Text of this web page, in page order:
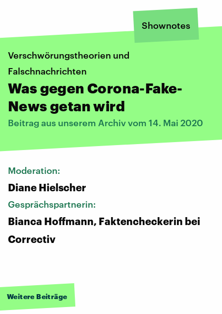
Shownotes
Verschwörungstheorien und
Falschnachrichten
Was gegen Corona-Fake-
News getan wird
Beitrag aus unserem Archiv vom 14. Mai 2020
Moderation:
Diane Hielscher
Gesprächspartnerin:
Bianca Hoffmann, Faktencheckerin bei
Correctiv
Weitere Beiträge